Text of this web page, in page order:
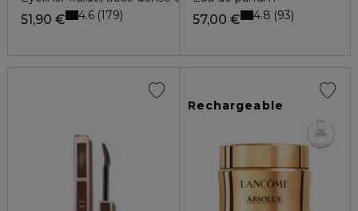
51,90 € 4.6 179 57,00 € 4.8 93
Rechargeable